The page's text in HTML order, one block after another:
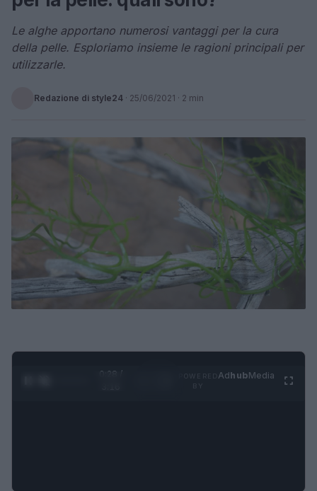
Le alghe apportano numerosi vantaggi per la cura
della pelle. Esploriamo insieme le ragioni principali per
utilizzarle.
Redazione di style24 · 25/06/2021 · 2 min
0:28 /
AdhubMedia